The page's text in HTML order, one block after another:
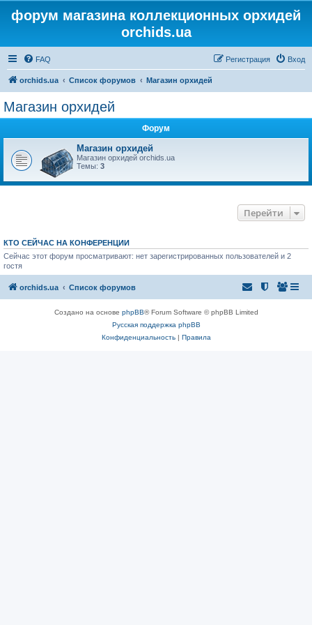
форум магазина коллекционных орхидей
orchids.ua
FAQ Вход
Регистрация
orchids.ua Список форумов Магазин орхидей
Магазин орхидей
Форум
Магазин орхидей
Магазин орхидей orchids.ua
Темы: 3
Перейти
КТО СЕЙЧАС НА КОНФЕРЕНЦИИ
Сейчас этот форум просматривают: нет зарегистрированных пользователей и 2
гостя
orchids.ua Список форумов
Создано на основе phpBB® Forum Software © phpBB Limited
Русская поддержка phpBB
Конфиденциальность| Правила